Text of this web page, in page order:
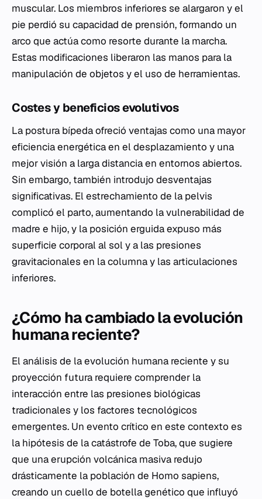
muscular. Los miembros inferiores se alargaron y el
pie perdió su capacidad de prensión, formando un
arco que actúa como resorte durante la marcha.
Estas modificaciones liberaron las manos para la
manipulación de objetos y el uso de herramientas.
Costes y beneficios evolutivos
La postura bípeda ofreció ventajas como una mayor
eficiencia energética en el desplazamiento y una
mejor visión a larga distancia en entornos abiertos.
Sin embargo, también introdujo desventajas
significativas. El estrechamiento de la pelvis
complicó el parto, aumentando la vulnerabilidad de
madre e hijo, y la posición erguida expuso más
superficie corporal al sol y a las presiones
gravitacionales en la columna y las articulaciones
inferiores.
¿Cómo ha cambiado la evolución
humana reciente?
El análisis de la evolución humana reciente y su
proyección futura requiere comprender la
interacción entre las presiones biológicas
tradicionales y los factores tecnológicos
emergentes. Un evento crítico en este contexto es
la hipótesis de la catástrofe de Toba, que sugiere
que una erupción volcánica masiva redujo
drásticamente la población de Homo sapiens,
creando un cuello de botella genético que influyó